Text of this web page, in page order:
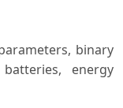
binary
energy